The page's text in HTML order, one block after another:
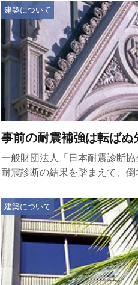
事前の耐震補強は転ばぬ
建築について
一般財団法人「日本耐震診断
耐震診断の結果を踏まえて、
建築について